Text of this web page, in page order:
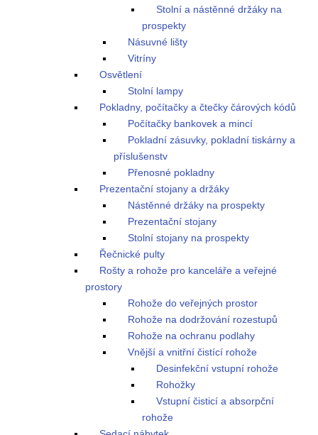
Stolní a nástěnné držáky na
prospekty
Násuvné lišty
Vitríny
Osvětlení
Stolní lampy
Pokladny, počítačky a čtečky čárových kódů
Počítačky bankovek a mincí
Pokladní zásuvky, pokladní tiskárny a
příslušenstv
Přenosné pokladny
Prezentační stojany a držáky
Nástěnné držáky na prospekty
Prezentační stojany
Stolní stojany na prospekty
Řečnické pulty
Rošty a rohože pro kanceláře a veřejné
prostory
Rohože do veřejných prostor
Rohože na dodržování rozestupů
Rohože na ochranu podlahy
Vnější a vnitřní čistící rohože
Desinfekční vstupní rohože
Rohožky
Vstupní čisticí a absorpční
rohože